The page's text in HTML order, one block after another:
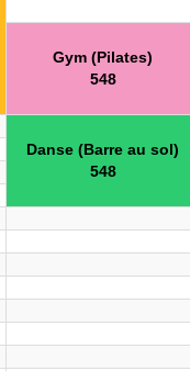
Gym (Pilates)
548
Danse (Barre au sol)
548